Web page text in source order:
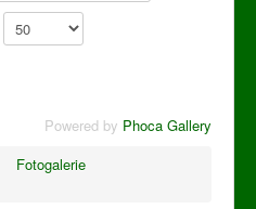
Powered by Phoca Gallery
Fotogalerie